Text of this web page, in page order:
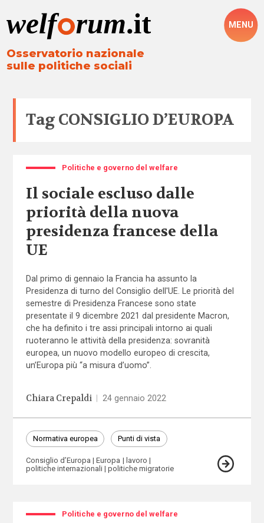
Osservatorio nazionale
sulle politiche sociali
MENU
Tag CONSIGLIO D’EUROPA
Politiche e governo del welfare
Il sociale escluso dalle
priorità della nuova
presidenza francese della
UE
Dal primo di gennaio la Francia ha assunto la
Presidenza di turno del Consiglio dell'UE. Le priorità del
semestre di Presidenza Francese sono state
presentate il 9 dicembre 2021 dal presidente Macron,
che ha definito i tre assi principali intorno ai quali
ruoteranno le attività della presidenza: sovranità
europea, un nuovo modello europeo di crescita,
un’Europa più “a misura d’uomo”.
Chiara Crepaldi 24 gennaio 2022
Normativa europea Punti di vista
Consiglio d’Europa Europa
lavoro
politiche internazionali
politiche migratorie
Politiche e governo del welfare